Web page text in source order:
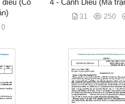
diều (Có
0
4 - Cánh Diều (Ma
31 250